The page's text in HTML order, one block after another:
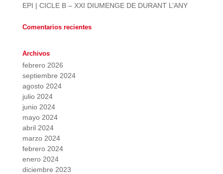
EPI | CICLE B – XXI DIUMENGE DE DURANT L’ANY
Comentarios recientes
Archivos
febrero 2026
septiembre 2024
agosto 2024
julio 2024
junio 2024
mayo 2024
abril 2024
marzo 2024
febrero 2024
enero 2024
diciembre 2023